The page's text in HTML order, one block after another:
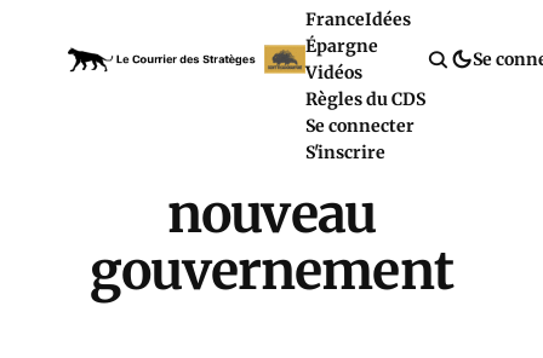
FranceIdées
Épargne
Vidéos
Règles du CDS
Se connecter
S'inscrire
Se
nouveau
gouvernement